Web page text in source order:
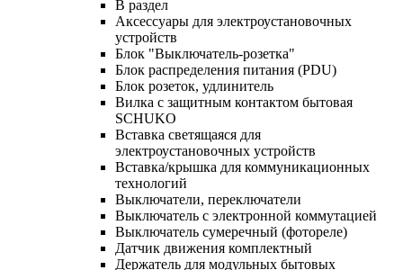
В раздел
Аксессуары для электроустановочных
устройств
Блок "Выключатель-розетка"
Блок распределения питания (PDU)
Блок розеток, удлинитель
Вилка с защитным контактом бытовая
SCHUKO
Вставка светящаяся для
электроустановочных устройств
Вставка/крышка для коммуникационных
технологий
Выключатели, переключатели
Выключатель с электронной коммутацией
Выключатель сумеречный (фотореле)
Датчик движения комплектный
Держатель для модульных бытовых